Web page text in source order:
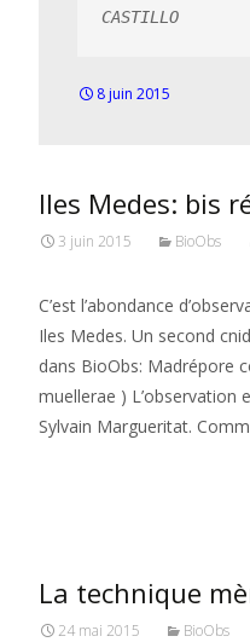
CASTILLO
8 juin 2015
Iles Medes: bis
3 juin 2015 BioObs
C’est l’abondance
Iles Medes. Un second
dans BioObs: Madrépore
muellerae ) L’observation
Sylvain Margueritat.
La technique
24 mai 2015 BioObs